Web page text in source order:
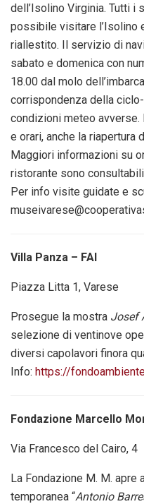
dell’Isolino Virginia. Tutti i
possibile visitare l’Isolino
riallestito. Il servizio di
sabato e domenica con
18.00 dal molo
corrispondenza della
condizioni meteo avverse.
e orari, anche la riapertura
Maggiori informazioni su
ristorante sono
Per info visite guidate e
Villa Panza – FAI
Piazza Litta 1, Varese
Prosegue la mostra Josef
selezione di ventinove
diversi capolavori finora
Info: https://
Fondazione Marcello
Via Francesco del Cairo, 4
La Fondazione M. M. apre
temporanea “Antonio